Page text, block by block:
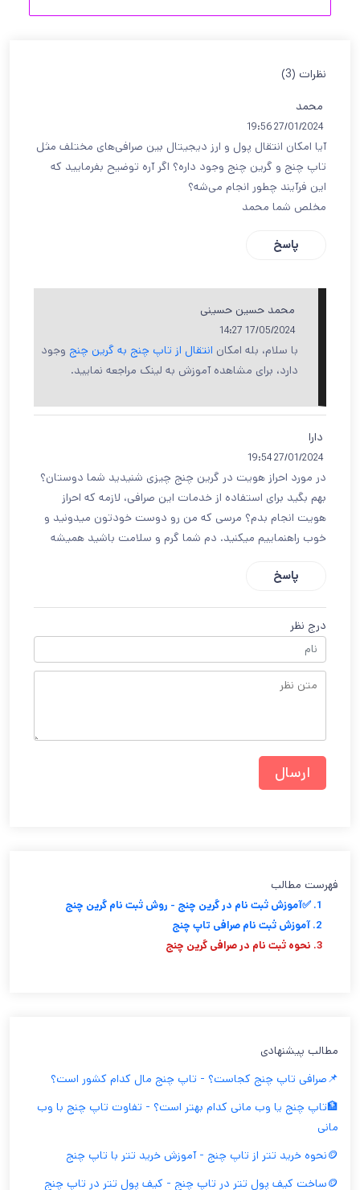
نظرات (3)
محمد
27/01/2024 19:56
آیا امکان انتقال پول و ارز دیجیتال بین صرافی‌های مختلف مثل
تاپ چنج و گرین چنج وجود داره؟ اگر آره توضیح بفرمایید که
این فرآیند چطور انجام می‌شه؟
مخلص شما محمد
پاسخ
محمد حسین حسینی
17/05/2024 14:27
با سلام، بله امکان انتقال از تاپ چنج به گرین چنج وجود
دارد، برای مشاهده آموزش به لینک مراجعه نمایید.
دارا
27/01/2024 19:54
در مورد احراز هویت در گرین چنج چیزی شنیدید شما دوستان؟
بهم بگید برای استفاده از خدمات این صرافی، لازمه که احراز
هویت انجام بدم؟ مرسی که من رو دوست خودتون میدونید و
خوب راهنماییم میکنید. دم شما گرم و سلامت باشید همیشه
پاسخ
درج نظر
فهرست مطالب
1. ✅آموزش ثبت نام در گرین چنج - روش ثبت نام گرین چنج
2. آموزش ثبت نام صرافی تاپ چنج
3. نحوه ثبت نام در صرافی گرین چنج
مطالب پیشنهادی
📌صرافی تاپ چنج کجاست؟ - تاپ چنج مال کدام کشور است؟
🏦تاپ چنج یا وب مانی کدام بهتر است؟ - تفاوت تاپ چنج با وب
مانی
🪙نحوه خرید تتر از تاپ چنج - آموزش خرید تتر با تاپ چنج
🪙ساخت کیف پول تتر در تاپ چنج - کیف پول تتر در تاپ چنج